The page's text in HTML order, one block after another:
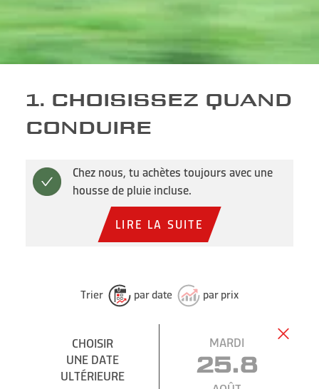
1. CHOISISSEZ QUAND
CONDUIRE
Chez nous, tu achètes toujours avec une
housse de pluie incluse.
LIRE LA SUITE
Trier par date par prix
CHOISIR
UNE DATE
ULTÉRIEURE
MARDI
25.8